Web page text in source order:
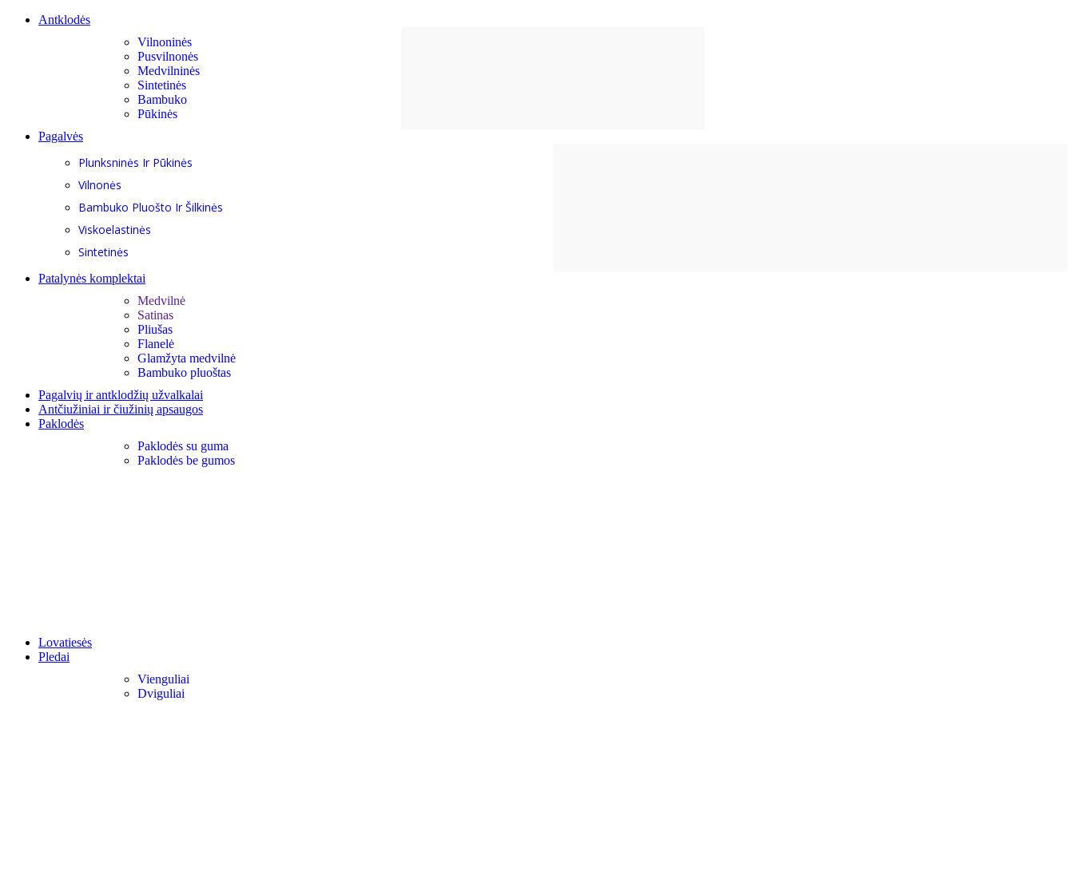
Antklodės
Vilnoninės
Pusvilnonės
Medvilninės
Sintetinės
Bambuko
Pūkinės
Pagalvės
Plunksninės Ir Pūkinės
Vilnonės
Bambuko Pluošto Ir Šilkinės
Viskoelastinės
Sintetinės
Patalynės komplektai
Medvilnė
Satinas
Pliušas
Flanelė
Glamžyta medvilnė
Bambuko pluoštas
Pagalvių ir antklodžių užvalkalai
Antčiužiniai ir čiužinių apsaugos
Paklodės
Paklodės su guma
Paklodės be gumos
Lovatiesės
Pledai
Vienguliai
Dviguliai